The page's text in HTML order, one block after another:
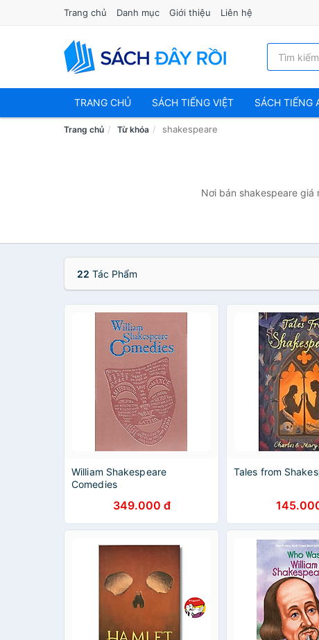
Trang chủ Danh mục Giới thiệu Liên hệ
TRANG CHỦ SÁCH TIẾNG VIỆT SÁCH TIẾNG
Trang chủ Từ khóa shakespeare
Nơi bán shakespeare
22 Tác Phẩm
William Shakespeare
Comedies
349.000 đ
Tales from